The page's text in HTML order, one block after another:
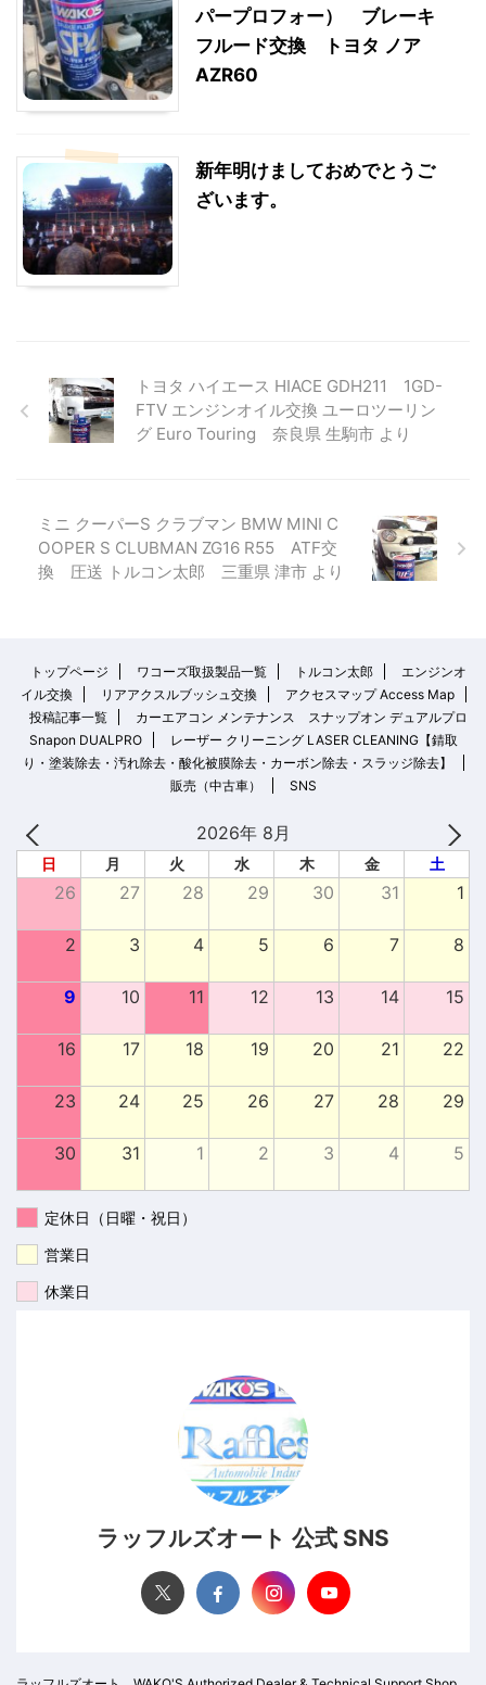
パープロフォー） ブレーキ
フルード交換 トヨタ ノア
AZR60
新年明けましておめでとうご
ざいます。
トヨタ ハイエース HIACE GDH211 1GD-
FTV エンジンオイル交換 ユーロツーリン
グ Euro Touring 奈良県 生駒市 より
ミニ クーパーS クラブマン BMW MINI C
OOPER S CLUBMAN ZG16 R55 ATF交
換 圧送 トルコン太郎 三重県 津市 より
トップページ ワコーズ取扱製品一覧 トルコン太郎
エンジンオ
イル交換
リアアクスルブッシュ交換
アクセスマップ Access Map
投稿記事一覧
カーエアコン メンテナンス スナップオン デュアルプロ
Snapon DUALPRO
レーザー クリーニング LASER CLEANING【錆取
り・塗装除去・汚れ除去・酸化被膜除去・カーボン除去・スラッジ除去】
販売（中古車）
SNS
2026年 8月
日 月 火 水 木 金 土
26 27 28 29 30 31 1
2 3 4 5 6 7 8
9 10 11 12 13 14 15
16 17 18 19 20 21 22
23 24 25 26 27 28 29
30 31 1 2 3 4 5
定休日（日曜・祝日）
営業日
休業日
ラッフルズオート 公式 SNS